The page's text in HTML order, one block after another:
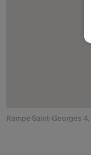
Rampe Saint-Georges 4,